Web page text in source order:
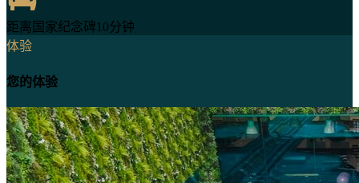
距离国家纪念碑10分钟
体验
您的体验